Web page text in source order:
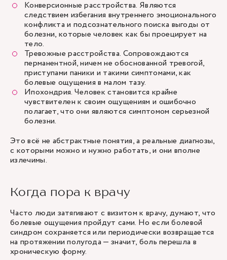
Конверсионные расстройства. Являются
следствием избегания внутреннего эмоционального
конфликта и подсознательного поиска выгоды от
болезни, которые человек как бы проецирует на
тело.
Тревожные расстройства. Сопровождаются
перманентной, ничем не обоснованной тревогой,
приступами паники и такими симптомами, как
болевые ощущения в малом тазу.
Ипохондрия. Человек становится крайне
чувствителен к своим ощущениям и ошибочно
полагает, что они являются симптомом серьезной
болезни.
Это всё не абстрактные понятия, а реальные диагнозы,
с которыми можно и нужно работать, и они вполне
излечимы.
Когда пора к врачу
Часто люди затягивают с визитом к врачу, думают, что
болевые ощущения пройдут сами. Но еслиболевой
синдром сохраняется или периодически возвращается
на протяжении полугода — значит, боль перешла в
хроническую форму.